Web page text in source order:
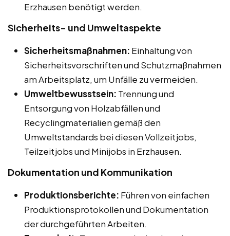
Erzhausen benötigt werden.
Sicherheits- und Umweltaspekte
Sicherheitsmaßnahmen: Einhaltung von
Sicherheitsvorschriften und Schutzmaßnahmen
am Arbeitsplatz, um Unfälle zu vermeiden.
Umweltbewusstsein: Trennung und
Entsorgung von Holzabfällen und
Recyclingmaterialien gemäß den
Umweltstandards bei diesen Vollzeitjobs,
Teilzeitjobs und Minijobs in Erzhausen.
Dokumentation und Kommunikation
Produktionsberichte: Führen von einfachen
Produktionsprotokollen und Dokumentation
der durchgeführten Arbeiten.